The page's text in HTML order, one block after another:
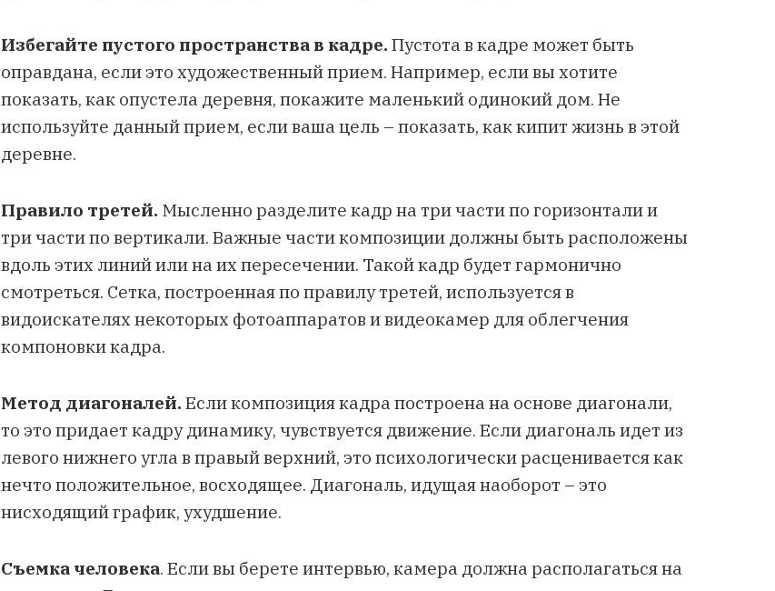
Избегайте пустого пространства в кадре. Пустота в кадре может быть
оправдана, если это художественный прием. Например, если вы хотите
показать, как опустела деревня, покажите маленький одинокий дом. Не
используйте данный прием, если ваша цель – показать, как кипит жизнь в этой
деревне.
Правило третей. Мысленно разделите кадр на три части по горизонтали и
три части по вертикали. Важные части композиции должны быть расположены
вдоль этих линий или на их пересечении. Такой кадр будет гармонично
смотреться. Сетка, построенная по правилу третей, используется в
видоискателях некоторых фотоаппаратов и видеокамер для облегчения
компоновки кадра.
Метод диагоналей. Если композиция кадра построена на основе диагонали,
то это придает кадру динамику, чувствуется движение. Если диагональ идет из
левого нижнего угла в правый верхний, это психологически расценивается как
нечто положительное, восходящее. Диагональ, идущая наоборот – это
нисходящий график, ухудшение.
Съемка человека. Если вы берете интервью, камера должна располагаться на